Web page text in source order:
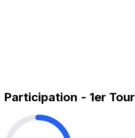
Participation - 1er Tour